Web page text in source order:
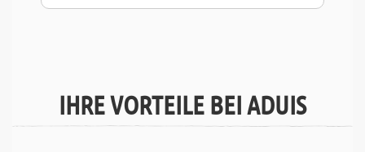
IHRE VORTEILE BEI ADUIS